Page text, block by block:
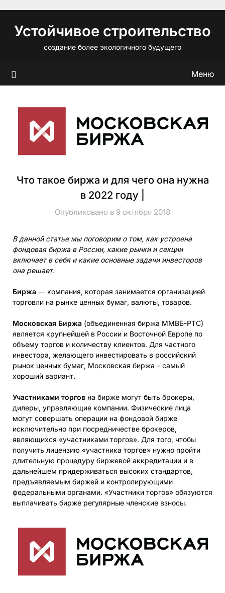
содержимому
Устойчивое строительство
создание более экологичного будущего
Меню
Что такое биржа и для чего она нужна
в 2022 году |
Опубликовано в 9 октября 2018
В данной статье мы поговорим о том, как устроена
фондовая биржа в России, какие рынки и секции
включает в себя и какие основные задачи инвесторов
она решает.
Биржа — компания, которая занимается организацией
торговли на рынке ценных бумаг, валюты, товаров.
Московская Биржа (объединенная биржа ММВБ-РТС)
является крупнейшей в России и Восточной Европе по
объему торгов и количеству клиентов. Для частного
инвестора, желающего инвестировать в российский
рынок ценных бумаг, Московская биржа – самый
хороший вариант.
Участниками торгов на бирже могут быть брокеры,
дилеры, управляющие компании. Физические лица
могут совершать операции на фондовой бирже
исключительно при посредничестве брокеров,
являющихся «участниками торгов». Для того, чтобы
получить лицензию «участника торгов» нужно пройти
длительную процедуру биржевой аккредитации и в
дальнейшем придерживаться высоких стандартов,
предъявляемым биржей и контролирующими
федеральными органами. «Участники торгов» обязуются
выплачивать бирже регулярные членские взносы.